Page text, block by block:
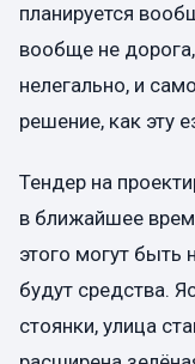
планируется
вообще не
нелегально, и
решение, как эту
Тендер на
в ближайшее
этого могут
будут средства.
стоянки, улица